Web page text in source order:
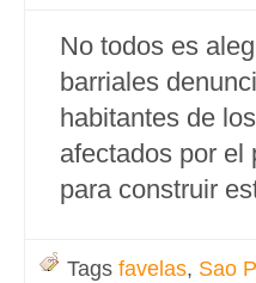
No todos es
barriales
habitantes de
afectados por el
para construir
Tags favelas, Sao